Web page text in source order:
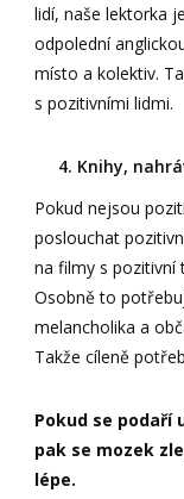
lidí, naše lektorka
odpolední
místo a kolektiv.
s pozitivními lidmi.
4. Knihy,
Pokud nejsou
poslouchat
na filmy s pozitivní
Osobně to
melancholika a
Takže cíleně
Pokud se podaří
pak se mozek
lépe.